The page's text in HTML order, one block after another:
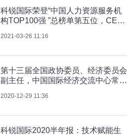
科锐国际荣登“中国人力资源服务机
构TOP100强 ”总榜单第五位，CEO
2021-03-26 11:16
第十三届全国政协委员、经济委员会
副主任，中国国际经济交流中心常务
交流大健康产业发展
2020-12-29 11:36
科锐国际2020半年报：技术赋能生